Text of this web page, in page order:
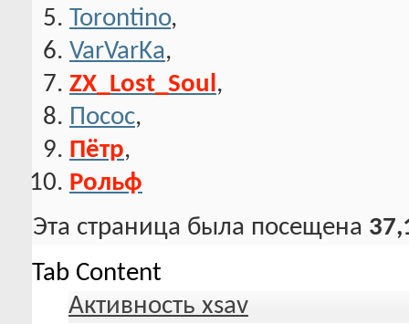
Torontino,
VarVarKa,
ZX_Lost_Soul ,
Посос,
Пётр,
Рольф
Эта страница была посещена
Tab Content
Активность xsav